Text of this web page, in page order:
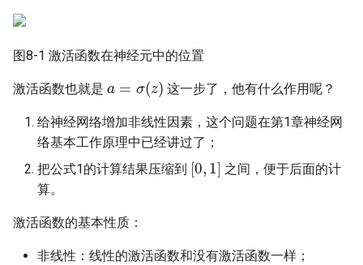
03.0 损失函数
03.2 交叉熵损失函数
05.3 样本特征数据标准化
05.5 正确的推理方法
07.2 线性多分类实现
07.4 线性多分类结果可视化
10.6 双弧形二分类的工作原理
11.0 非线性多分类
11.1 非线性多分类实现
11.2 非线性多分类的工作原理
11.3 分类样本不平衡问题
12.0 多变量非线性分类
12.1 三层神经网络的实现
15.2 梯度下降优化算法
15.4 算法效果比较
18.0 经典卷积神经网络模型
18.1 实现颜色分类
18.2 实现几何图形分类
18.3 实现几何图形及颜色分类
18.4 MNIST分类
18.5 Fashion-MNIST分类
18.6 Cifar-10分类
络
19.6 深度循环神经网络
19.7 双向循环神经网络
20.0 高级循环神经网络
20.1 LSTM基本原理
20.2 LSTM代码实现
20.3 GRU基本原理
10.机器学习平台建设
12.基于近邻图的向量搜索案
例
13.AI对联生成案例
图8-1 激活函数在神经元中的位置
激活函数也就是
)
这一步了，他有什么作用呢？
给神经网络增加非线性因素，这个问题在第1章神经网
络基本工作原理中已经讲过了；
把公式1的计算结果压缩到
[0 1]
之间，便于后面的计
算。
激活函数的基本性质：
非线性：线性的激活函数和没有激活函数一样；